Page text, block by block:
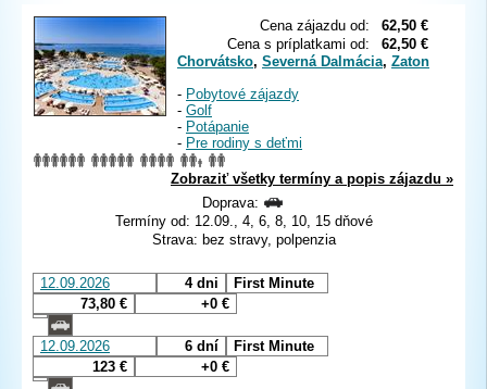
Cena zájazdu od:
62,50 €
Cena s príplatkami od:
62,50 €
Chorvátsko, Severná Dalmácia, Zaton
- Pobytové zájazdy
- Golf
- Potápanie
- Pre rodiny s deťmi
Zobraziť všetky termíny a popis zájazdu »
Doprava:
Termíny od: 12.09., 4, 6, 8, 10, 15 dňové
Strava: bez stravy, polpenzia
12.09.2026 4 dni
First Minute
73,80 €
+0 €
12.09.2026 6 dní
First Minute
123 €
+0 €